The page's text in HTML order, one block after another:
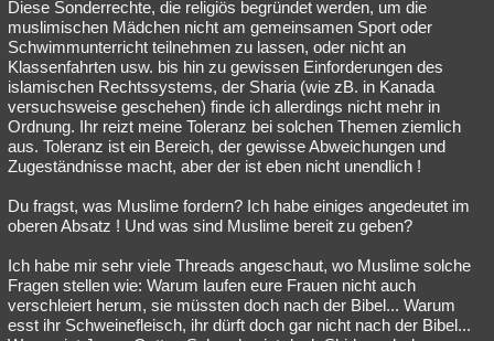
Diese Sonderrechte, die religiös begründet werden, um die
muslimischen Mädchen nicht am gemeinsamen Sport oder
Schwimmunterricht teilnehmen zu lassen, oder nicht an
Klassenfahrten usw. bis hin zu gewissen Einforderungen des
islamischen Rechtssystems, der Sharia (wie zB. in Kanada
versuchsweise geschehen) finde ich allerdings nicht mehr in
Ordnung. Ihr reizt meine Toleranz bei solchen Themen ziemlich
aus. Toleranz ist ein Bereich, der gewisse Abweichungen und
Zugeständnisse macht, aber der ist eben nicht unendlich !
Du fragst, was Muslime fordern? Ich habe einiges angedeutet im
oberen Absatz ! Und was sind Muslime bereit zu geben?
Ich habe mir sehr viele Threads angeschaut, wo Muslime solche
Fragen stellen wie: Warum laufen eure Frauen nicht auch
verschleiert herum, sie müssten doch nach der Bibel... Warum
esst ihr Schweinefleisch, ihr dürft doch gar nicht nach der Bibel...